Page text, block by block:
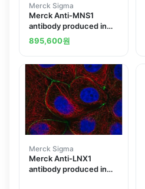
Merck Sigma
Merck Anti-MNS1
antibody produced in
rabbit
895,600원
Merck Sigma
Merck Anti-LNX1
antibody produced in